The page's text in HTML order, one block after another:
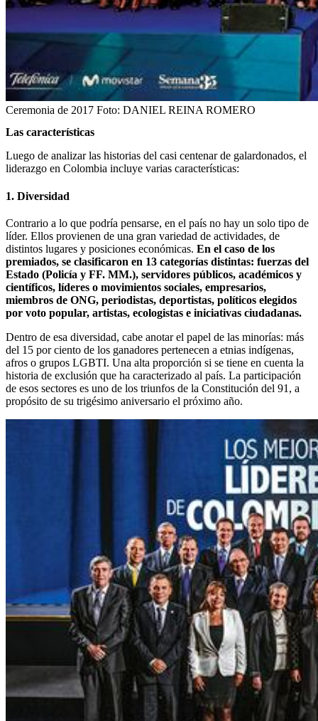
Ceremonia de 2017 Foto: DANIEL REINA ROMERO
Las características
Luego de analizar las historias del casi centenar de galardonados, el
liderazgo en Colombia incluye varias características:
1. Diversidad
Contrario a lo que podría pensarse, en el país no hay un solo tipo de
líder. Ellos provienen de una gran variedad de actividades, de
distintos lugares y posiciones económicas. En el caso de los
premiados, se clasificaron en 13 categorías distintas: fuerzas del
Estado (Policía y FF. MM.), servidores públicos, académicos y
científicos, líderes o movimientos sociales, empresarios,
miembros de ONG, periodistas, deportistas, políticos elegidos
por voto popular, artistas, ecologistas e iniciativas ciudadanas.
Dentro de esa diversidad, cabe anotar el papel de las minorías: más
del 15 por ciento de los ganadores pertenecen a etnias indígenas,
afros o grupos LGBTI. Una alta proporción si se tiene en cuenta la
historia de exclusión que ha caracterizado al país. La participación
de esos sectores es uno de los triunfos de la Constitución del 91, a
propósito de su trigésimo aniversario el próximo año.